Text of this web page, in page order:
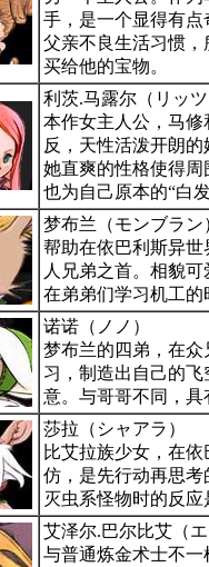
手，是一个显得有点
父亲不良生活习惯
买给他的宝物。
利茨.马露尔（リッツ
本作女主人公，马
反，天性活泼开朗
她直爽的性格使得
也为自己原本的“白
梦布兰（モンブラン
帮助在依巴利斯异
人兄弟之首。相貌
在弟弟们学习机工的
诺诺（ノノ）
梦布兰的四弟，在
习，制造出自己的
意。与哥哥不同，具
莎拉（シャアラ）
比艾拉族少女，在
仿，是先行动再思
灭虫系怪物时的反
艾泽尔.巴尔比艾（エ
与普通炼金术士不一